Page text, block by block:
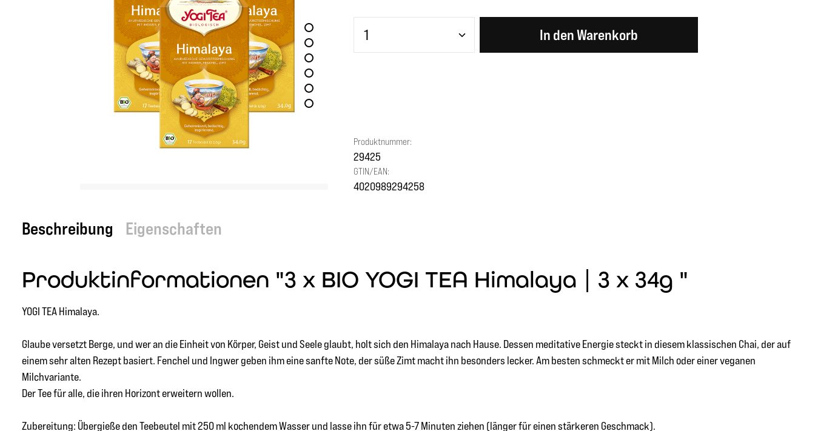
Produkt Anzahl: Gib den gewünschten Wert ein oder benutze die Schaltflächen
In den Warenkorb
Produktnummer:
29425
GTIN/EAN:
4020989294258
Beschreibung Eigenschaften
Produktinformationen "3 x BIO YOGI TEA Himalaya | 3 x 34g "
YOGI TEA Himalaya.
Glaube versetzt Berge, und wer an die Einheit von Körper, Geist und Seele glaubt, holt sich den Himalaya nach Hause. Dessen meditative Energie steckt in diesem klassischen Chai, der auf
einem sehr alten Rezept basiert. Fenchel und Ingwer geben ihm eine sanfte Note, der süße Zimt macht ihn besonders lecker. Am besten schmeckt er mit Milch oder einer veganen
Milchvariante.
Der Tee für alle, die ihren Horizont erweitern wollen.
Zubereitung: Übergieße den Teebeutel mit 250 ml kochendem Wasser und lasse ihn für etwa 5-7 Minuten ziehen (länger für einen stärkeren Geschmack).